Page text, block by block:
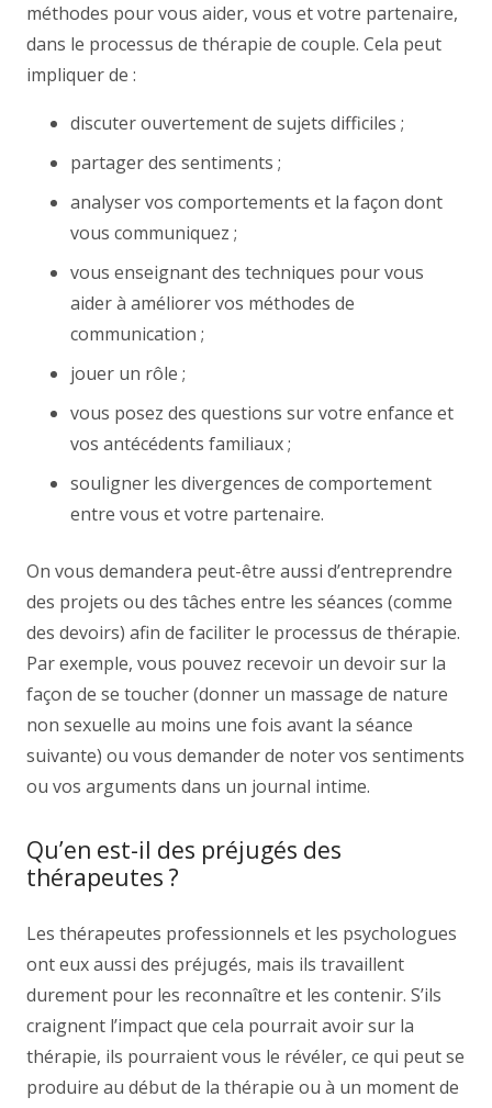
méthodes pour vous aider, vous et votre partenaire,
dans le processus de thérapie de couple. Cela peut
impliquer de :
discuter ouvertement de sujets difficiles ;
partager des sentiments ;
analyser vos comportements et la façon dont
vous communiquez ;
vous enseignant des techniques pour vous
aider à améliorer vos méthodes de
communication ;
jouer un rôle ;
vous posez des questions sur votre enfance et
vos antécédents familiaux ;
souligner les divergences de comportement
entre vous et votre partenaire.
On vous demandera peut-être aussi d’entreprendre
des projets ou des tâches entre les séances (comme
des devoirs) afin de faciliter le processus de thérapie.
Par exemple, vous pouvez recevoir un devoir sur la
façon de se toucher (donner un massage de nature
non sexuelle au moins une fois avant la séance
suivante) ou vous demander de noter vos sentiments
ou vos arguments dans un journal intime.
Qu’en est-il des préjugés des
thérapeutes ?
Les thérapeutes professionnels et les psychologues
ont eux aussi des préjugés, mais ils travaillent
durement pour les reconnaître et les contenir. S’ils
craignent l’impact que cela pourrait avoir sur la
thérapie, ils pourraient vous le révéler, ce qui peut se
produire au début de la thérapie ou à un moment de